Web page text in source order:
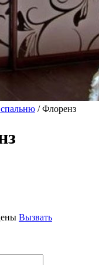
/ Флоренз
Вызвать